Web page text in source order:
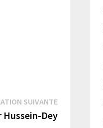
SUIVANTEPublication
suivante :
Hussein-Dey